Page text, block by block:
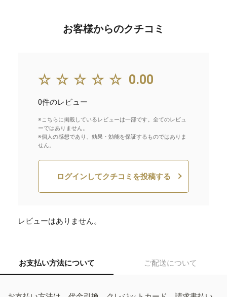
お客様からのクチコミ
☆☆☆☆☆ 0.00
0件のレビュー
※こちらに掲載しているレビューは一部です。全てのレビュ
ーではありません。
※個人の感想であり、効果・効能を保証するものではありま
せん。
ログインしてクチコミを投稿する
レビューはありません。
お支払い方法について ご配送について